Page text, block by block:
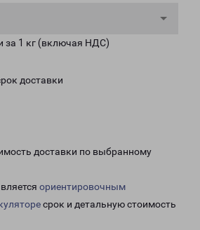
за 1 кг (включая НДС)
доставки
доставки по выбранному
ориентировочным
срок и детальную стоимость